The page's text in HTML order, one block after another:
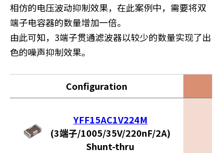
相仿的电压波动抑制效果，在此案例中，需要将双
端子电容器的数量增加一倍。
由此可知，3端子贯通滤波器以较少的数量实现了出
色的噪声抑制效果。
Configuration
YFF15AC1V224M
(3端子/1005/35V/220nF/2A)
Shunt-thru